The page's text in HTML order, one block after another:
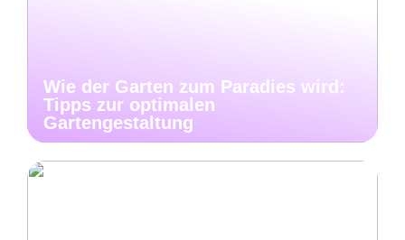
Wie der Garten zum Paradies wird:
Tipps zur optimalen
Gartengestaltung